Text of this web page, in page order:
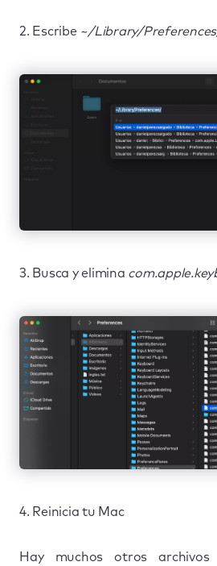
2. Escribe ~/Library/
3. Busca y elimina
4. Reinicia tu Mac
Hay muchos otros